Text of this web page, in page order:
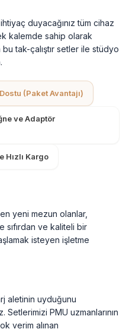
duyacağınız tüm cihaz
kalemde sahip olarak
tak-çalıştır setler ile stüdyo
(Paket Avantajı)
ve Adaptör
Hızlı Kargo
yeni mezun olanlar,
sıfırdan ve kaliteli bir
isteyen işletme
aletinin uyduğunu
PMU uzmanlarının
verim alınan